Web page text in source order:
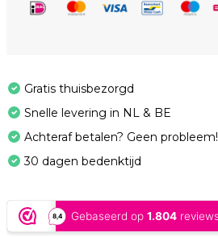
Gratis thuisbezorgd
Snelle levering in NL & BE
Achteraf betalen? Geen probleem!
30 dagen bedenktijd